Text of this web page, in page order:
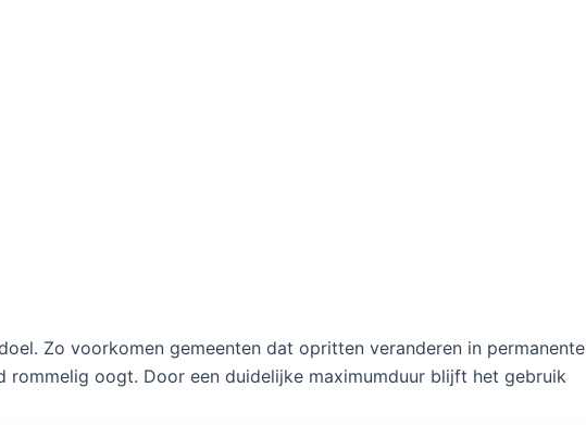
Zo voorkomen gemeenten dat opritten veranderen in permanente
rommelig oogt. Door een duidelijke maximumduur blijft het gebruik